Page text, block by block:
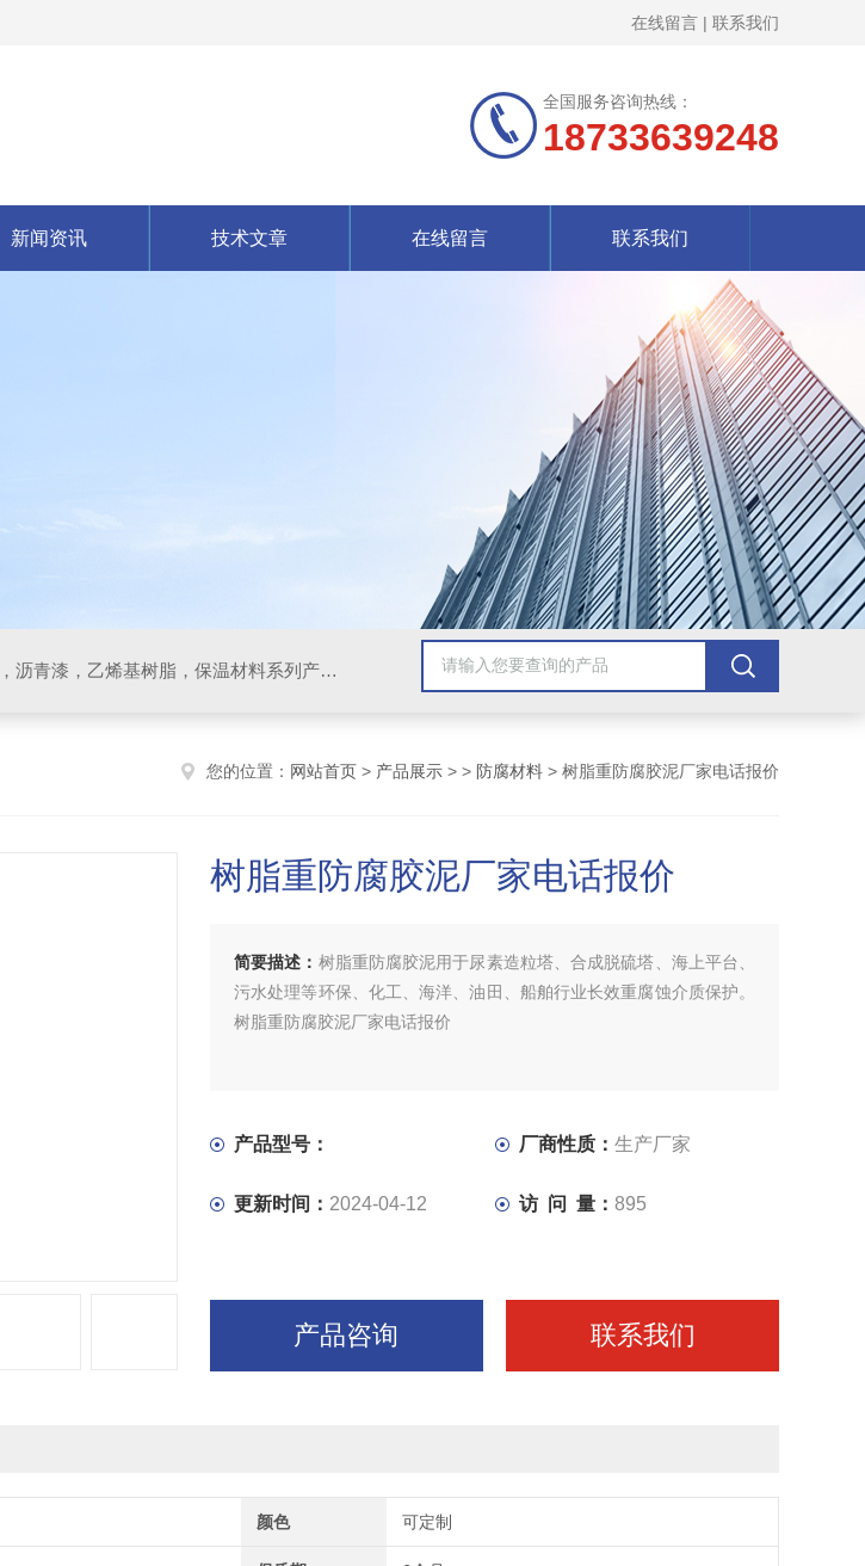
在线留言 | 联系我们
全国服务咨询热线：
18733639248
新闻资讯 技术文章 在线留言 联系我们
防腐材料，玻璃鳞片胶泥，玻璃鳞片涂料，环氧树脂，沥青漆，乙烯基树脂，保温材料系列产品。
您的位置： 网站首页 > 产品展示 > > 防腐材料 > 树脂重防腐胶泥厂家电话报价
树脂重防腐胶泥厂家电话报价
简要描述： 树脂重防腐胶泥用于尿素造粒塔、合成脱硫塔、海上平台、
污水处理等环保、化工、海洋、油田、船舶行业长效重腐蚀介质保护。
树脂重防腐胶泥厂家电话报价
产品型号： 厂商性质： 生产厂家
更新时间： 2024-04-12 访 问 量： 895
产品咨询 联系我们
颜色 可定制